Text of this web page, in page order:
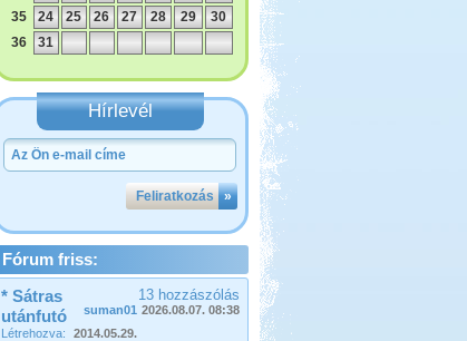
35
24 25 26 27 28 29
30
36
31
Hírlevél
Feliratkozás »
Fórum friss:
13 hozzászólás
suman01 2026.08.07. 08:38
* Sátras
utánfutó
Létrehozva: 2014.05.29.